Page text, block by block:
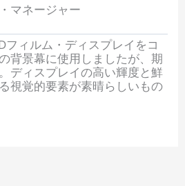
マネージャー
フィルム・ディスプレイをコ
背景幕に使用しましたが、期
ディスプレイの高い輝度と鮮
視覚的要素が素晴らしいもの